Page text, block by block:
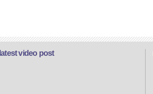
latest video post